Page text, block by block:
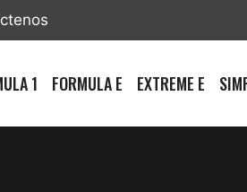
1 FORMULA E EXTREME E